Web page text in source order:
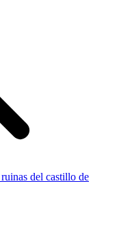
del castillo de